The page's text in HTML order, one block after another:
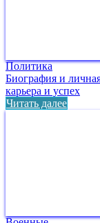
Политика
Биография и
карьера и успех
Читать далее